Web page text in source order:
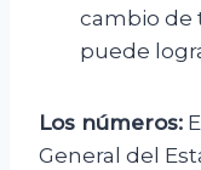
cambio de
puede
Los números:
General del